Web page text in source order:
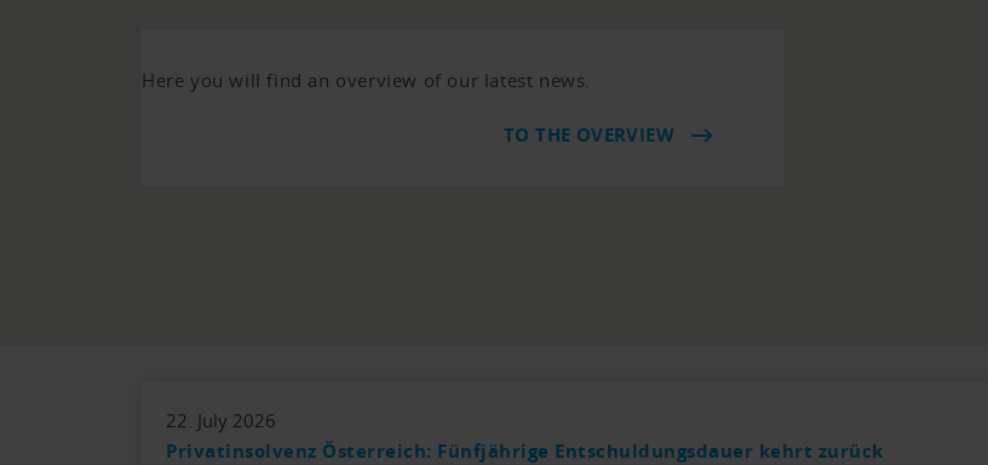
Here you will find an overview of our latest news.
TO THE OVERVIEW
22. July 2026
Privatinsolvenz Österreich: Fünfjährige Entschuldungsdauer kehrt zurück